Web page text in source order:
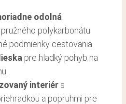
odolná
polykarbonátu
podmienky cestovania.
pre hladký pohyb na
interiér s
a popruhmi pre